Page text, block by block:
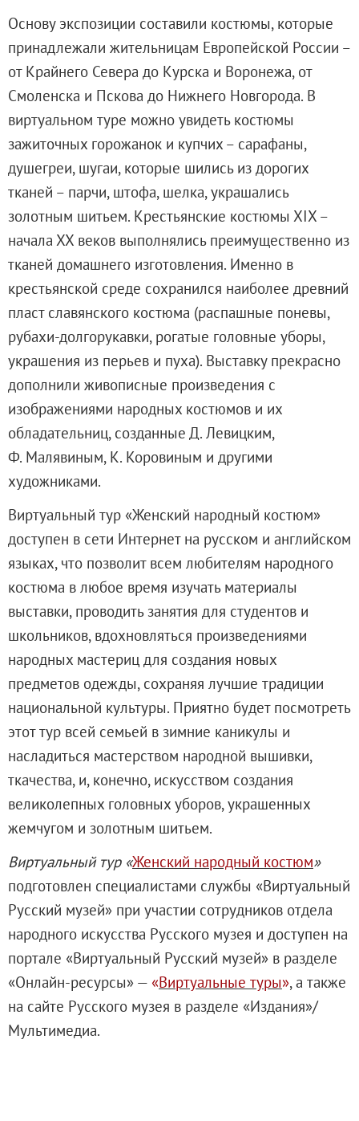
Михайловский (Инженерный) замок
Мраморный дворец
Строгановский дворец
Домик Петра I
Летний дворец Петра I
Летний сад
Михайловский сад
Западный павильон Михайловского
Восточный павильон Михайловского
Филиал в Кемерово
Клуб Друзей Русского музея
Партнеры и спонсоры
Культурно-просветительские и
Ассоциация художественных музеев
Локальные нормативные акты
Уставные документы
Закупки
Результаты проведения специальной
Аренда
Противодействие терроризму
Противодействие коррупции
Страницы памяти
Коллекции
Древнерусское искусство
Живопись XVIII – первой половины XIX вв.
Живопись второй половины XIX века -
Скульптура XVIII – начала XX вв.
Скульптура XX – XXI вв.
Нумизматика
Гравюра
Декоративно-прикладное искусство
Народное искусство
Искусство новейших течений
Современная фотография
Дар Петера и Ирене Людвиг
Образование и наука
Молодёжный совет
Каталоги и альбомы
Научные каталоги собрания
Научные сборники
Буклеты
Основу экспозиции составили костюмы, которые
принадлежали жительницам Европейской России –
от Крайнего Севера до Курска и Воронежа, от
Смоленска и Пскова до Нижнего Новгорода. В
виртуальном туре можно увидеть костюмы
зажиточных горожанок и купчих – сарафаны,
душегреи, шугаи, которые шились из дорогих
тканей – парчи, штофа, шелка, украшались
золотным шитьем. Крестьянские костюмы ХIХ –
начала ХХ веков выполнялись преимущественно из
тканей домашнего изготовления. Именно в
крестьянской среде сохранился наиболее древний
пласт славянского костюма (распашные поневы,
рубахи-долгорукавки, рогатые головные уборы,
украшения из перьев и пуха). Выставку прекрасно
дополнили живописные произведения с
изображениями народных костюмов и их
обладательниц, созданные Д. Левицким,
Ф. Малявиным, К. Коровиным и другими
художниками.
Виртуальный тур «Женский народный костюм»
доступен в сети Интернет на русском и английском
языках, что позволит всем любителям народного
костюма в любое время изучать материалы
выставки, проводить занятия для студентов и
школьников, вдохновляться произведениями
народных мастериц для создания новых
предметов одежды, сохраняя лучшие традиции
национальной культуры. Приятно будет посмотреть
этот тур всей семьей в зимние каникулы и
насладиться мастерством народной вышивки,
ткачества, и, конечно, искусством создания
великолепных головных уборов, украшенных
жемчугом и золотным шитьем.
Виртуальный тур «Женский народный костюм»
подготовлен специалистами службы «Виртуальный
Русский музей» при участии сотрудников отдела
народного искусства Русского музея и доступен на
портале «Виртуальный Русский музей» в разделе
«Онлайн-ресурсы» — «Виртуальные туры», а также
на сайте Русского музея в разделе «Издания»/
Мультимедиа.